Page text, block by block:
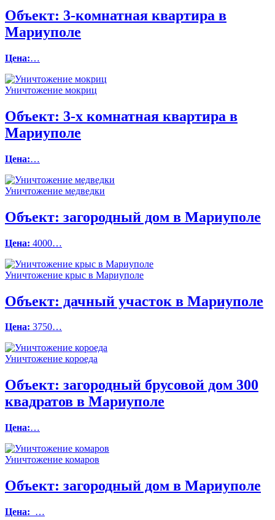
Объект: 3-комнатная квартира в
Мариуполе
Цена:…
Уничтожение мокриц
Объект: 3-х комнатная квартира в
Мариуполе
Цена:…
Уничтожение медведки
Объект: загородный дом в Мариуполе
Цена: 4000…
Уничтожение крыс в Мариуполе
Объект: дачный участок в Мариуполе
Цена: 3750…
Уничтожение короеда
Объект: загородный брусовой дом 300
квадратов в Мариуполе
Цена:…
Уничтожение комаров
Объект: загородный дом в Мариуполе
Цена: …